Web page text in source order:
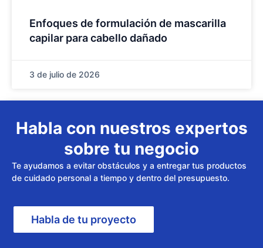
Enfoques de formulación de mascarilla
capilar para cabello dañado
3 de julio de 2026
Habla con nuestros expertos
sobre tu negocio
Te ayudamos a evitar obstáculos y a entregar tus productos
de cuidado personal a tiempo y dentro del presupuesto.
Habla de tu proyecto